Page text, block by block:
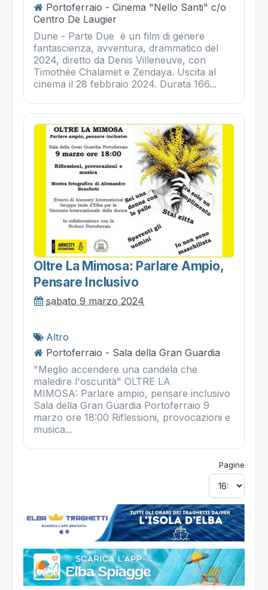
Portoferraio - Cinema "Nello Santi" c/o
Centro De Laugier
Dune - Parte Due è un film di genere
fantascienza, avventura, drammatico del
2024, diretto da Denis Villeneuve, con
Timothée Chalamet e Zendaya. Uscita al
cinema il 28 febbraio 2024. Durata 166...
Oltre La Mimosa: Parlare Ampio,
Pensare Inclusivo
sabato 9 marzo 2024
Altro
Portoferraio - Sala della Gran Guardia
"Meglio accendere una candela che
maledire l'oscurità" OLTRE LA
MIMOSA: Parlare ampio, pensare inclusivo
Sala della Gran Guardia Portoferraio 9
marzo ore 18:00 Riflessioni, provocazioni e
musica...
Pagine